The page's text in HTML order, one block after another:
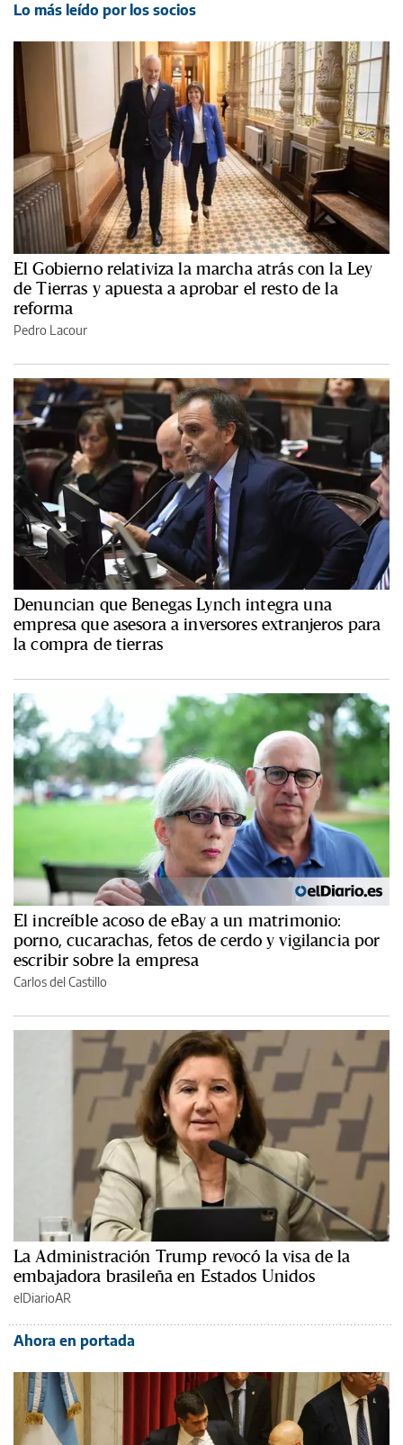
Lo más leído por los socios
El Gobierno relativiza la marcha atrás con la Ley
de Tierras y apuesta a aprobar el resto de la
reforma
Pedro Lacour
Denuncian que Benegas Lynch integra una
empresa que asesora a inversores extranjeros para
la compra de tierras
El increíble acoso de eBay a un matrimonio:
porno, cucarachas, fetos de cerdo y vigilancia por
escribir sobre la empresa
Carlos del Castillo
La Administración Trump revocó la visa de la
embajadora brasileña en Estados Unidos
elDiarioAR
Ahora en portada